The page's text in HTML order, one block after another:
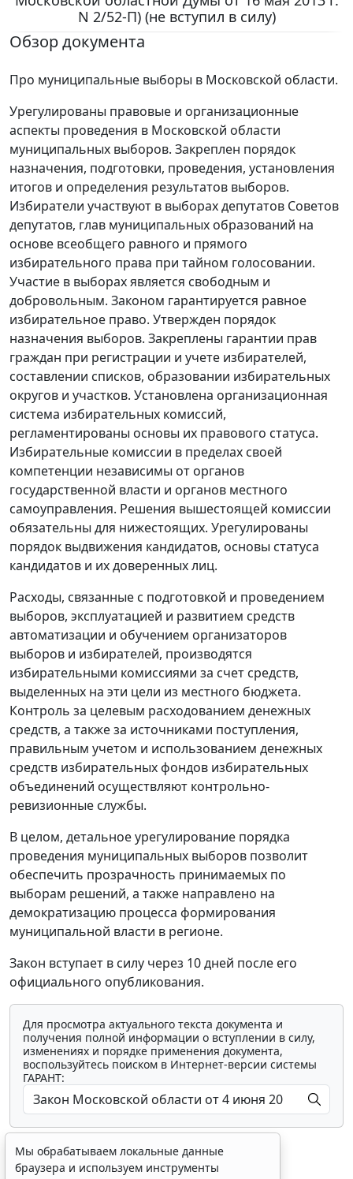
N 2/52-П) (не вступил в силу)
Обзор документа
Про муниципальные выборы в Московской области.
Урегулированы правовые и организационные
аспекты проведения в Московской области
муниципальных выборов. Закреплен порядок
назначения, подготовки, проведения, установления
итогов и определения результатов выборов.
Избиратели участвуют в выборах депутатов Советов
депутатов, глав муниципальных образований на
основе всеобщего равного и прямого
избирательного права при тайном голосовании.
Участие в выборах является свободным и
добровольным. Законом гарантируется равное
избирательное право. Утвержден порядок
назначения выборов. Закреплены гарантии прав
граждан при регистрации и учете избирателей,
составлении списков, образовании избирательных
округов и участков. Установлена организационная
система избирательных комиссий,
регламентированы основы их правового статуса.
Избирательные комиссии в пределах своей
компетенции независимы от органов
государственной власти и органов местного
самоуправления. Решения вышестоящей комиссии
обязательны для нижестоящих. Урегулированы
порядок выдвижения кандидатов, основы статуса
кандидатов и их доверенных лиц.
Расходы, связанные с подготовкой и проведением
выборов, эксплуатацией и развитием средств
автоматизации и обучением организаторов
выборов и избирателей, производятся
избирательными комиссиями за счет средств,
выделенных на эти цели из местного бюджета.
Контроль за целевым расходованием денежных
средств, а также за источниками поступления,
правильным учетом и использованием денежных
средств избирательных фондов избирательных
объединений осуществляют контрольно-
ревизионные службы.
В целом, детальное урегулирование порядка
проведения муниципальных выборов позволит
обеспечить прозрачность принимаемых по
выборам решений, а также направлено на
демократизацию процесса формирования
муниципальной власти в регионе.
Закон вступает в силу через 10 дней после его
официального опубликования.
Для просмотра актуального текста документа и
получения полной информации о вступлении в силу,
изменениях и порядке применения документа,
воспользуйтесь поиском в Интернет-версии системы
ГАРАНТ:
Мы обрабатываем локальные данные
браузера и используем инструменты